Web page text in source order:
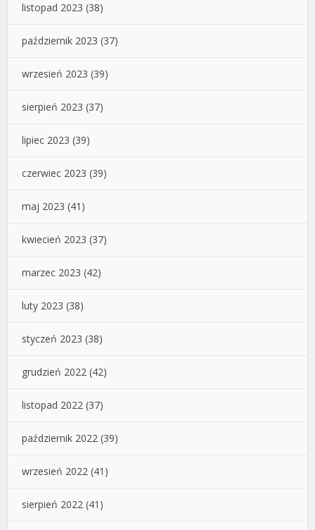
listopad 2023 (38)
październik 2023 (37)
wrzesień 2023 (39)
sierpień 2023 (37)
lipiec 2023 (39)
czerwiec 2023 (39)
maj 2023 (41)
kwiecień 2023 (37)
marzec 2023 (42)
luty 2023 (38)
styczeń 2023 (38)
grudzień 2022 (42)
listopad 2022 (37)
październik 2022 (39)
wrzesień 2022 (41)
sierpień 2022 (41)